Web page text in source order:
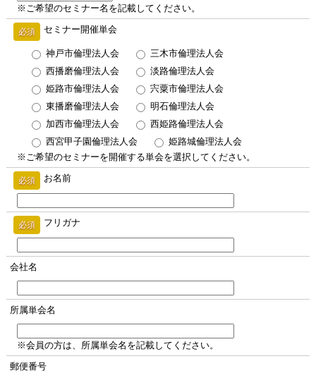
※ご希望のセミナー名を記載してください。
必須 セミナー開催単会
神戸市倫理法人会
三木市倫理法人会
西播磨倫理法人会
淡路倫理法人会
姫路市倫理法人会
宍粟市倫理法人会
東播磨倫理法人会
明石倫理法人会
加西市倫理法人会
西姫路倫理法人会
西宮甲子園倫理法人会
姫路城倫理法人会
※ご希望のセミナーを開催する単会を選択してください。
必須 お名前
必須 フリガナ
会社名
所属単会名
※会員の方は、所属単会名を記載してください。
郵便番号